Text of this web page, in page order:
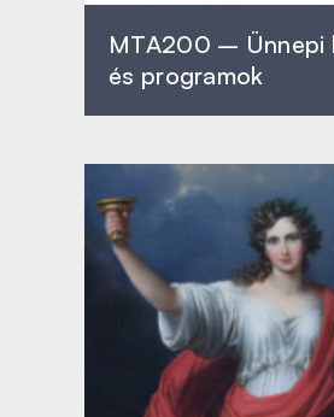
MTA200 – Ünnepi
és programok